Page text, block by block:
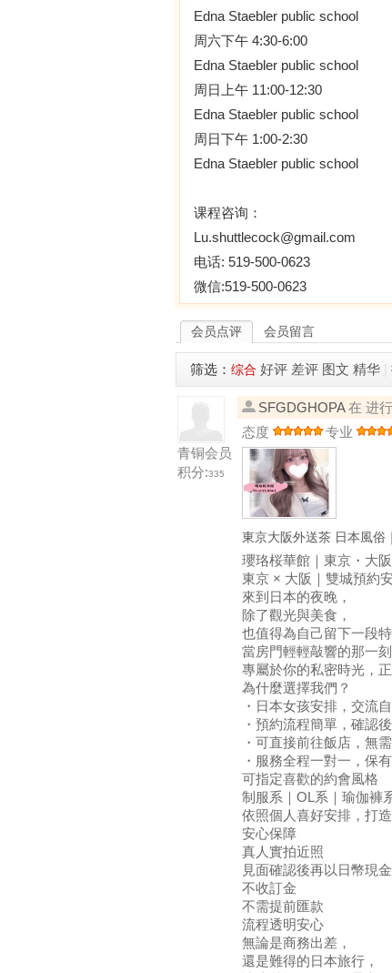
Edna Staebler public school
周六下午 4:30-6:00
Edna Staebler public school
周日上午 11:00-12:30
Edna Staebler public school
周日下午 1:00-2:30
Edna Staebler public school
课程咨询：
Lu.shuttlecock@gmail.com
电话: 519-500-0623
微信:519-500-0623
会员点评 会员留言
筛选： 综合 好评 差评 图文 精华
青铜会员
积分:335
SFGDGHOPA在 进
态度
专业
東京大阪外送茶 日本風俗
瓔珞桜華館｜東京・大
東京 × 大阪｜雙城預約
來到日本的夜晚，
除了觀光與美食，
也值得為自己留下一段特
當房門輕輕敲響的那一
專屬於你的私密時光，
為什麼選擇我們？
・日本女孩安排，交流
・預約流程簡單，確認
・可直接前往飯店，無
・服務全程一對一，保
可指定喜歡的約會風格
制服系｜OL系｜瑜伽褲
依照個人喜好安排，打造
安心保障
真人實拍近照
見面確認後再以日幣現
不收訂金
不需提前匯款
流程透明安心
無論是商務出差，
還是難得的日本旅行，